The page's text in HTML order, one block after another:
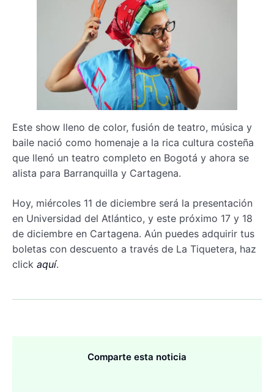
Este show lleno de color, fusión de teatro, música y
baile nació como homenaje a la rica cultura costeña
que llenó un teatro completo en Bogotá y ahora se
alista para Barranquilla y Cartagena.
Hoy, miércoles 11 de diciembre será la presentación
en Universidad del Atlántico, y este próximo 17 y 18
de diciembre en Cartagena. Aún puedes adquirir tus
boletas con descuento a través de La Tiquetera, haz
click aquí.
Comparte esta noticia